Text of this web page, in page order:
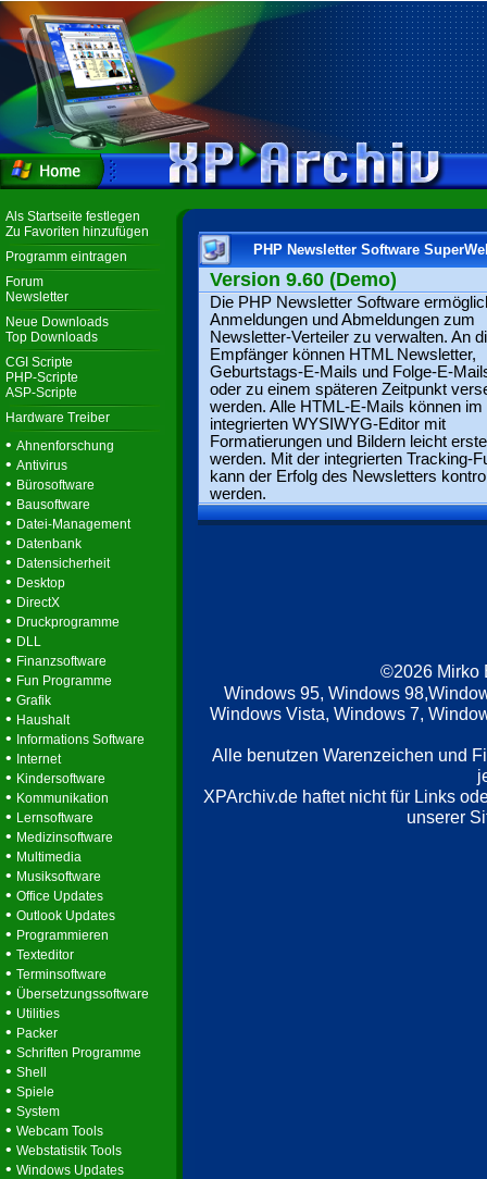
Als Startseite festlegen
Zu Favoriten hinzufügen
Programm eintragen
Forum
Newsletter
Neue Downloads
Top Downloads
CGI Scripte
PHP-Scripte
ASP-Scripte
Hardware Treiber
• Ahnenforschung
• Antivirus
• Bürosoftware
• Bausoftware
• Datei-Management
• Datenbank
• Datensicherheit
• Desktop
• DirectX
• Druckprogramme
• DLL
• Finanzsoftware
• Fun Programme
• Grafik
• Haushalt
• Informations Software
• Internet
• Kindersoftware
• Kommunikation
• Lernsoftware
• Medizinsoftware
• Multimedia
• Musiksoftware
• Office Updates
• Outlook Updates
• Programmieren
• Texteditor
• Terminsoftware
• Übersetzungssoftware
• Utilities
• Packer
• Schriften Programme
• Shell
• Spiele
• System
• Webcam Tools
• Webstatistik Tools
• Windows Updates
PHP Newsletter Software
Version 9.60 (Demo)
Die PHP Newsletter Software
Anmeldungen und Abmeldungen zum
Newsletter-Verteiler zu verwalten. An
Empfänger können HTML Newsletter,
Geburtstags-E-Mails und Folge-E-
oder zu einem späteren Zeitpunkt
werden. Alle HTML-E-Mails können im
integrierten WYSIWYG-Editor mit
Formatierungen und Bildern leicht
werden. Mit der integrierten Tracking-
kann der Erfolg des Newsletters
werden.
©2026 Mirko
Windows 95, Windows
Windows Vista, Windows 7,
Alle benutzen Warenzeichen und
XPArchiv.de haftet nicht für Links
unserer